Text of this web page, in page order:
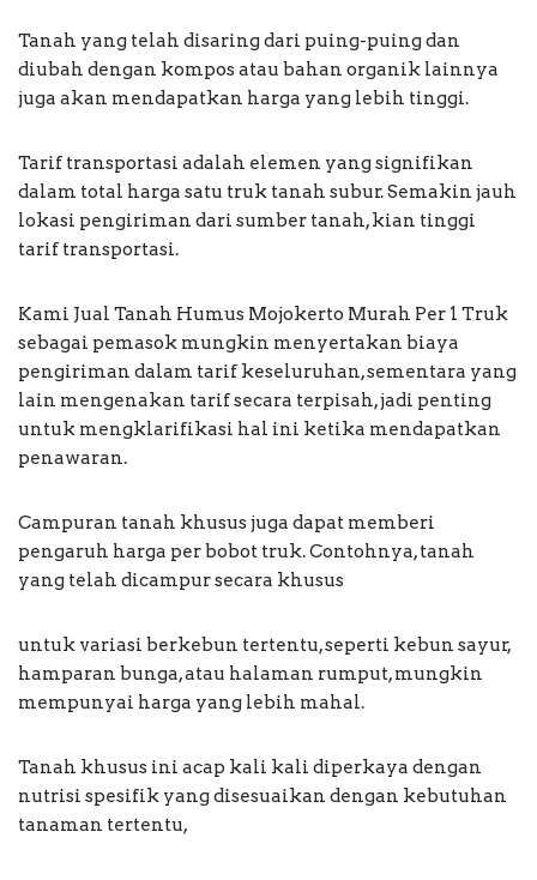
Tanah yang telah disaring dari puing-puing dan
diubah dengan kompos atau bahan organik lainnya
juga akan mendapatkan harga yang lebih tinggi.
Tarif transportasi adalah elemen yang signifikan
dalam total harga satu truk tanah subur. Semakin jauh
lokasi pengiriman dari sumber tanah, kian tinggi
tarif transportasi.
Kami Jual Tanah Humus Mojokerto Murah Per 1 Truk
sebagai pemasok mungkin menyertakan biaya
pengiriman dalam tarif keseluruhan, sementara yang
lain mengenakan tarif secara terpisah, jadi penting
untuk mengklarifikasi hal ini ketika mendapatkan
penawaran.
Campuran tanah khusus juga dapat memberi
pengaruh harga per bobot truk. Contohnya, tanah
yang telah dicampur secara khusus
untuk variasi berkebun tertentu, seperti kebun sayur,
hamparan bunga, atau halaman rumput, mungkin
mempunyai harga yang lebih mahal.
Tanah khusus ini acap kali kali diperkaya dengan
nutrisi spesifik yang disesuaikan dengan kebutuhan
tanaman tertentu,